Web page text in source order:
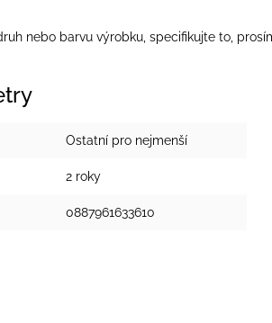
nebo barvu výrobku, specifikujte to,
Ostatní pro nejmenší
2 roky
0887961633610